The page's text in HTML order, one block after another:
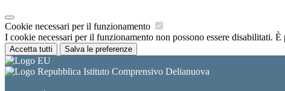
Cookie necessari per il funzionamento
I cookie necessari per il funzionamento non possono essere disabilitati.
Accetta tutti Salva le preferenze
Istituto Comprensivo Delianuova